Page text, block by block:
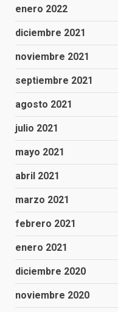
enero 2022
diciembre 2021
noviembre 2021
septiembre 2021
agosto 2021
julio 2021
mayo 2021
abril 2021
marzo 2021
febrero 2021
enero 2021
diciembre 2020
noviembre 2020